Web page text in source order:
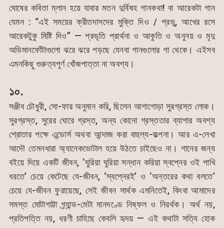
ঘোষের কবিতা ম্লান হয়ে যাবার মতন দুর্বিষহ গানকথা! বা আরেকটা গান
যেমন : “এই সময়ের ক্রীতদাসদের মুক্তি দিও / প্রভু, আখের রসে
আরেকটুকু মিষ্টি দিও” — প্রভৃতি প্রার্থনা ও আকুতি ও অনুনয় ও মৃদু
অভিমানফোঁটাগুলো ঝরে ঝরে পড়ছে যেনবা গানগুলোর গা থেকে। এইসব
এমনকিছু গুরুত্বপূর্ণ খোঁজপাত্তা না অবশ্য।
১০.
সঞ্জীব চৌধুরী, সো-ফার অনুমান করি, ছিলেন আগাগোড়া সুরগ্রস্ত লোক।
সুরগ্রস্ত, সুরের ঘোরে গ্রস্ত, অন্য কোনো গ্রস্ততার ব্যাপার অবশ্য
শ্রোতার পক্ষে এন্ডোর্স অথবা আন্দাজ করা বাহুল্য-কল্পনা। আর এ-লেখা
আদৌ তেমনধারা অ্যানেকডোটাল হয়ে উঠতে চাইছেও না। গানের জন্য
বইয়ে দিয়ে একটি জীবন, ‘ঘুরিয়া ঘুরিয়া সন্ধান করিয়া স্বপ্নের ওই পাখি
ধরতে’ চেয়ে কেটেছে যে-জীবন, ‘স্বপ্নেরই’ ও ‘অন্তরের কথা বলতে’
চেয়ে যে-জীবন ফুরায়েছে, সেই জীবন সার্থক এমনিতেই, কিংবা আমাদের
সমস্ত মোটাগাট্টা গ্র্যান্ড-মেটা মানদণ্ডে নিষ্ফল ও নিরর্থক। অর্থ নয়,
প্রতিপত্তি নয়, ধরণী চাহিছে কেবলি হৃদয় — এই কথাটা সত্যি হোক